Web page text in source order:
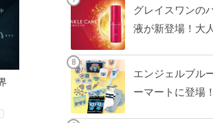
グレイスワンの
液が新登場！大
エンジェルブル
ーマートに登場